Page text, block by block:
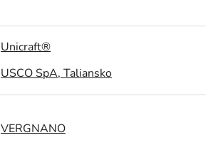
Unicraft®
USCO SpA, Taliansko
VERGNANO